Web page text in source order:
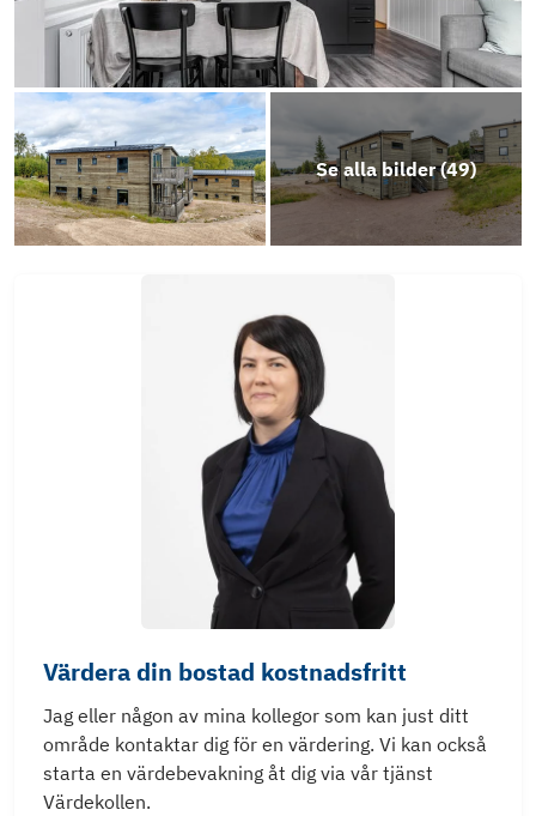
Årsredovisning-Bostadsrättsföreningen
Solslingan 1-2024
Se alla bilder (49)
Värdera din bostad kostnadsfritt
Jag eller någon av mina kollegor som kan just ditt
område kontaktar dig för en värdering. Vi kan också
starta en värdebevakning åt dig via vår tjänst
Värdekollen.